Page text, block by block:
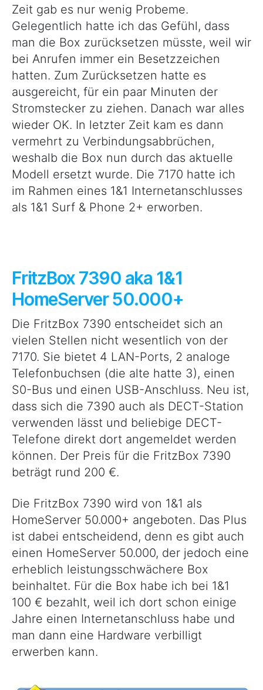
Zeit gab es nur wenig Probeme.
Gelegentlich hatte ich das Gefühl, dass
man die Box zurücksetzen müsste, weil wir
bei Anrufen immer ein Besetzzeichen
hatten. Zum Zurücksetzen hatte es
ausgereicht, für ein paar Minuten der
Stromstecker zu ziehen. Danach war alles
wieder OK. In letzter Zeit kam es dann
vermehrt zu Verbindungsabbrüchen,
weshalb die Box nun durch das aktuelle
Modell ersetzt wurde. Die 7170 hatte ich
im Rahmen eines 1&1 Internetanschlusses
als 1&1 Surf & Phone 2+ erworben.
FritzBox 7390 aka 1&1
HomeServer 50.000+
Die FritzBox 7390 entscheidet sich an
vielen Stellen nicht wesentlich von der
7170. Sie bietet 4 LAN-Ports, 2 analoge
Telefonbuchsen (die alte hatte 3), einen
S0-Bus und einen USB-Anschluss. Neu ist,
dass sich die 7390 auch als DECT-Station
verwenden lässt und beliebige DECT-
Telefone direkt dort angemeldet werden
können. Der Preis für die FritzBox 7390
beträgt rund 200 €.
Die FritzBox 7390 wird von 1&1 als
HomeServer 50.000+ angeboten. Das Plus
ist dabei entscheidend, denn es gibt auch
einen HomeServer 50.000, der jedoch eine
erheblich leistungsschwächere Box
beinhaltet. Für die Box habe ich bei 1&1
100 € bezahlt, weil ich dort schon einige
Jahre einen Internetanschluss habe und
man dann eine Hardware verbilligt
erwerben kann.